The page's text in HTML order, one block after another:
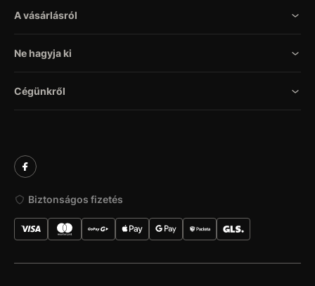
A vásárlásról
Ne hagyja ki
Cégünkről
Biztonságos fizetés